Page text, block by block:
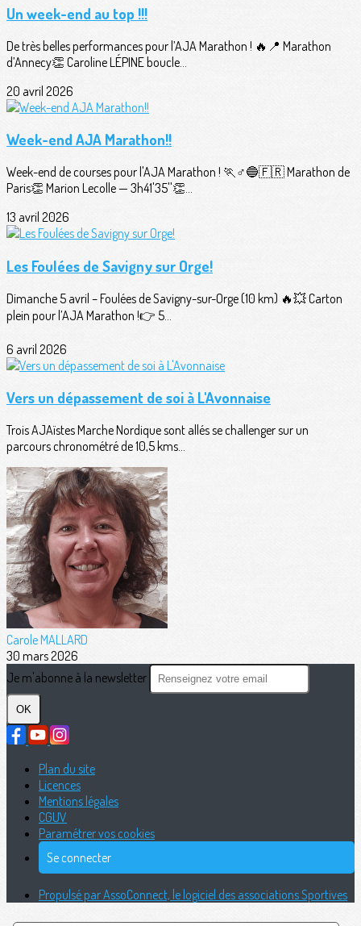
Un week-end au top !!!
De très belles performances pour l’AJA Marathon ! 🔥📍 Marathon
d’Annecy👏 Caroline LÉPINE boucle...
20 avril 2026
Week-end AJA Marathon!!
Week-end de courses pour l'AJA Marathon ! 🏃♂️🔵🇫🇷 Marathon de
Paris👏 Marion Lecolle — 3h41'35''👏...
13 avril 2026
Les Foulées de Savigny sur Orge!
Dimanche 5 avril – Foulées de Savigny-sur-Orge (10 km) 🔥💥 Carton
plein pour l’AJA Marathon !👉 5...
6 avril 2026
Vers un dépassement de soi à L'Avonnaise
Trois AJAïstes Marche Nordique sont allés se challenger sur un
parcours chronométré de 10,5 kms...
Carole MALLARD
30 mars 2026
Je m'abonne à la newsletter
OK
Plan du site
Licences
Mentions légales
CGUV
Paramétrer vos cookies
Se connecter
Propulsé par AssoConnect, le logiciel des associations Sportives